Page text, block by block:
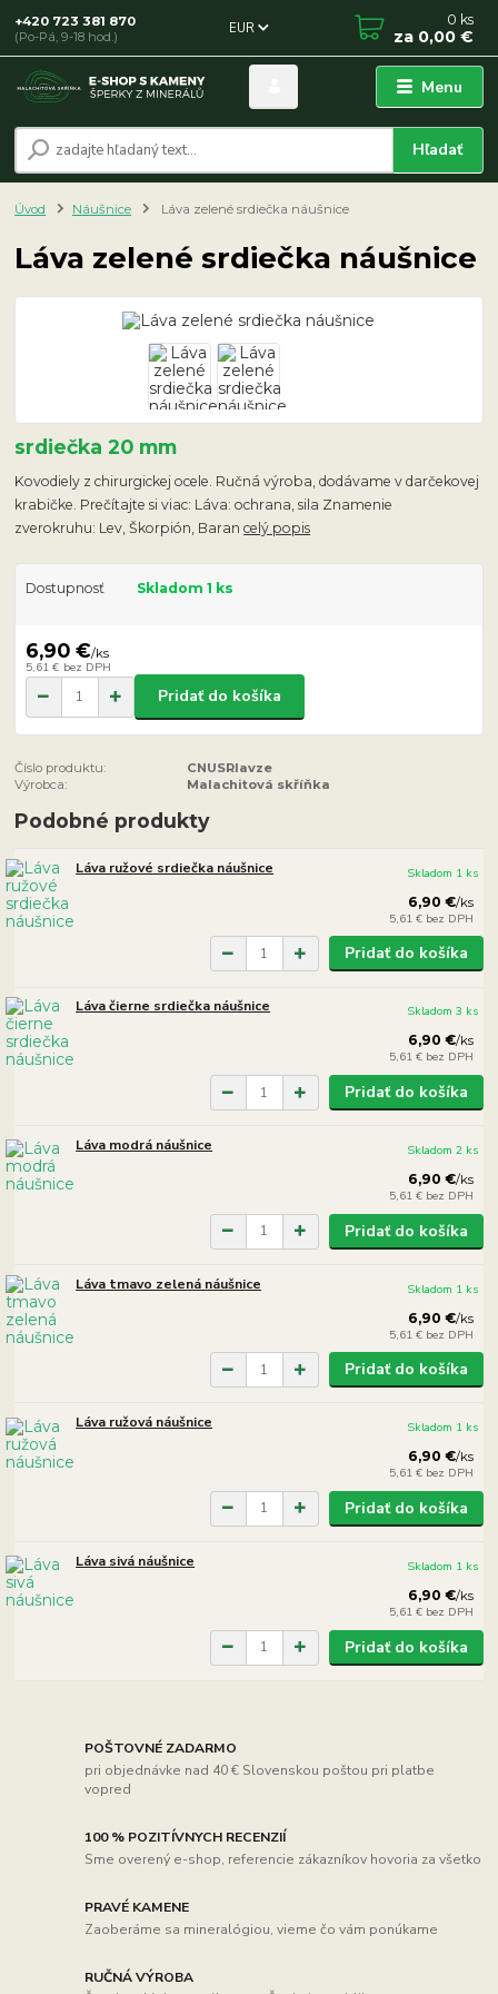
Menu
EUR
Hľadať
+420 723 381 870
(Po-Pá, 9-18 hod.)
0 ks
za 0,00 €
Úvod Náušnice Láva zelené srdiečka náušnice
Láva zelené srdiečka náušnice
srdiečka 20 mm
Kovodiely z chirurgickej ocele. Ručná výroba, dodávame v darčekovej
krabičke. Prečítajte si viac: Láva: ochrana, sila Znamenie
zverokruhu: Lev, Škorpión, Barancelý popis
Dostupnosť Skladom 1 ks
6,90 €/ks
5,61 € bez DPH
Pridať do košíka
Číslo produktu:
CNUSRlavze
Výrobca:
Malachitová skříňka
Podobné produkty
Láva ružové srdiečka náušnice
6,90 €/ks
5,61 € bez DPH
Skladom 1 ks
Pridať do košíka
Láva čierne srdiečka náušnice
6,90 €/ks
5,61 € bez DPH
Skladom 3 ks
Pridať do košíka
Láva modrá náušnice
6,90 €/ks
5,61 € bez DPH
Skladom 2 ks
Pridať do košíka
Láva tmavo zelená náušnice
6,90 €/ks
5,61 € bez DPH
Skladom 1 ks
Pridať do košíka
Láva ružová náušnice
6,90 €/ks
5,61 € bez DPH
Skladom 1 ks
Pridať do košíka
Láva sivá náušnice
6,90 €/ks
5,61 € bez DPH
Skladom 1 ks
Pridať do košíka
POŠTOVNÉ ZADARMO
pri objednávke nad 40 € Slovenskou poštou pri platbe
vopred
100 % POZITÍVNYCH RECENZIÍ
Sme overený e-shop, referencie zákazníkov hovoria za všetko
PRAVÉ KAMENE
Zaoberáme sa mineralógiou, vieme čo vám ponúkame
RUČNÁ VÝROBA